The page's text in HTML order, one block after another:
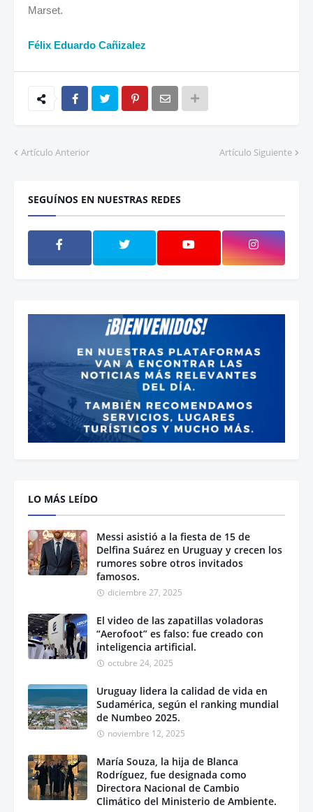
Marset.
Félix Eduardo Cañizalez
Artículo Anterior Artículo Siguiente
SEGUÍNOS EN NUESTRAS REDES
LO MÁS LEÍDO
Messi asistió a la fiesta de 15 de
Delfina Suárez en Uruguay y crecen los
rumores sobre otros invitados
famosos.
diciembre 27, 2025
El video de las zapatillas voladoras
“Aerofoot” es falso: fue creado con
inteligencia artificial.
octubre 24, 2025
Uruguay lidera la calidad de vida en
Sudamérica, según el ranking mundial
de Numbeo 2025.
noviembre 12, 2025
María Souza, la hija de Blanca
Rodríguez, fue designada como
Directora Nacional de Cambio
Climático del Ministerio de Ambiente.